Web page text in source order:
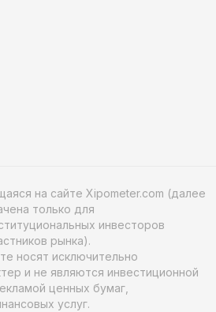
на сайте Xipometer.com (далее
только для
инвесторов
рынка).
носят исключительно
и не являются инвестиционной
ценных бумаг,
услуг.